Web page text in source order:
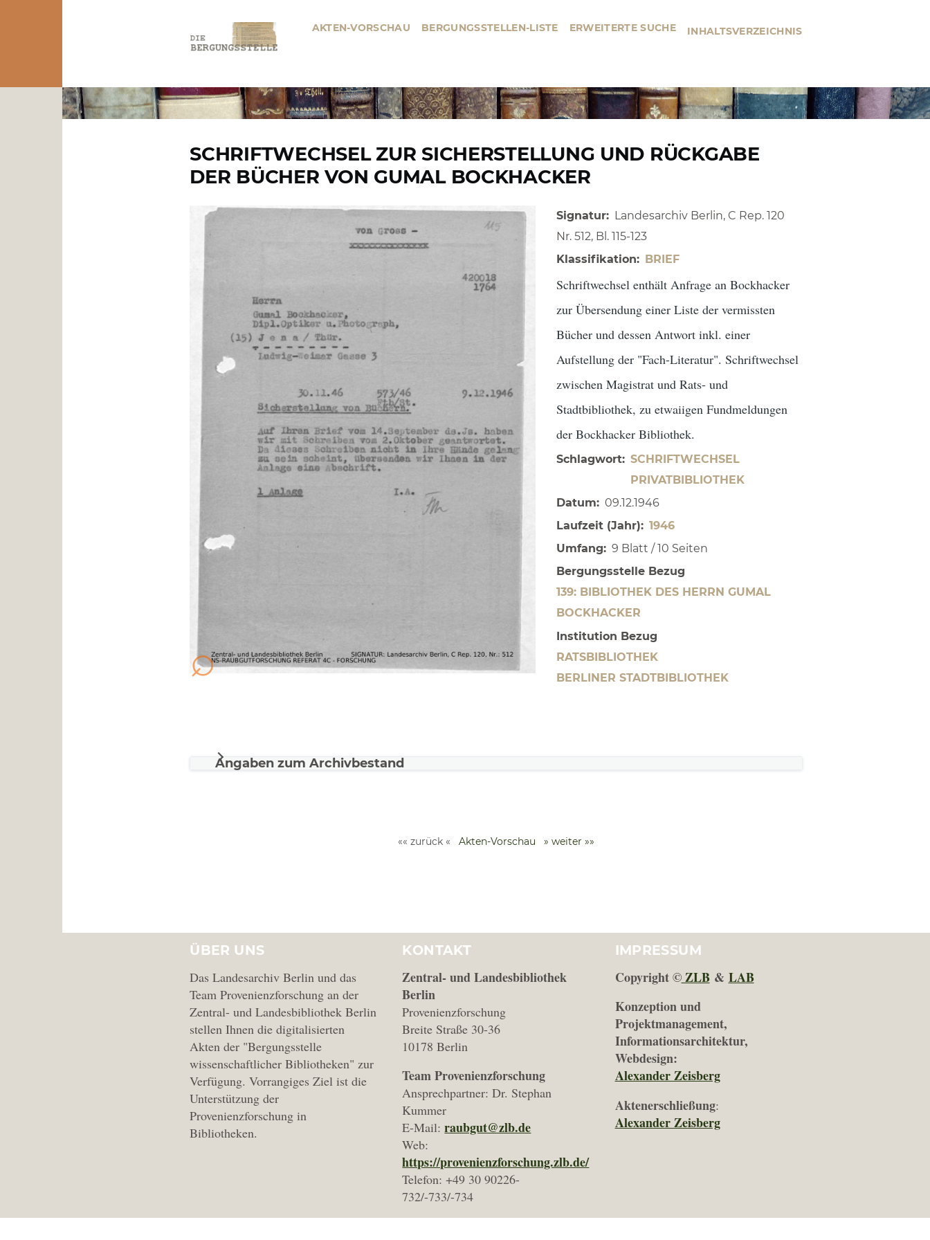
BERGUNGSSTELLE
AKTEN-VORSCHAU BERGUNGSSTELLEN-LISTE ERWEITERTE SUCHE INHALTSVERZEICHNIS
PFADNAVIGATION
SCHRIFTWECHSEL ZUR SICHERSTELLUNG UND RÜCKGABE
DER BÜCHER VON GUMAL BOCKHACKER
Signatur
Landesarchiv Berlin, C Rep. 120
Nr. 512, Bl. 115-123
Klassifikation
BRIEF
Schriftwechsel enthält Anfrage an Bockhacker
zur Übersendung einer Liste der vermissten
Bücher und dessen Antwort inkl. einer
Aufstellung der "Fach-Literatur". Schriftwechsel
zwischen Magistrat und Rats- und
Stadtbibliothek, zu etwaiigen Fundmeldungen
der Bockhacker Bibliothek.
Schlagwort
SCHRIFTWECHSEL
PRIVATBIBLIOTHEK
Datum
09.12.1946
Laufzeit (Jahr)
1946
Umfang
9 Blatt / 10 Seiten
Bergungsstelle Bezug
139: BIBLIOTHEK DES HERRN GUMAL
BOCKHACKER
Institution Bezug
RATSBIBLIOTHEK
BERLINER STADTBIBLIOTHEK
Angaben zum Archivbestand
«« zurück « Akten-Vorschau » weiter »»
ÜBER UNS
Das Landesarchiv Berlin und das
Team Provenienzforschung an der
Zentral- und Landesbibliothek Berlin
stellen Ihnen die digitalisierten
Akten der "Bergungsstelle
wissenschaftlicher Bibliotheken" zur
Verfügung. Vorrangiges Ziel ist die
Unterstützung der
Provenienzforschung in
Bibliotheken.
KONTAKT
Zentral- und Landesbibliothek
Berlin
Provenienzforschung
Breite Straße 30-36
10178 Berlin
Team Provenienzforschung
Ansprechpartner: Dr. Stephan
Kummer
E-Mail:raubgut@zlb.de
Web:
https://provenienzforschung.zlb.de/
Telefon: +49 30 90226-
732/-733/-734
IMPRESSUM
Copyright ©ZLB & LAB
Konzeption und
Projektmanagement,
Informationsarchitektur,
Webdesign:
Alexander Zeisberg
Aktenerschließung:
Alexander Zeisberg